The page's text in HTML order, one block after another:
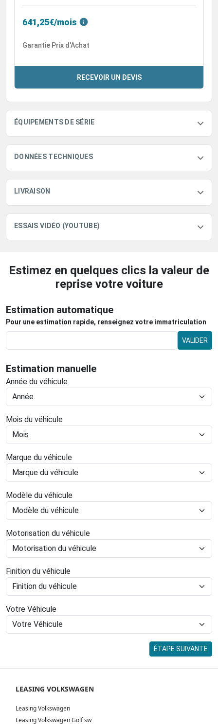
641,25€/mois
Garantie Prix d'Achat
RECEVOIR UN DEVIS
ÉQUIPEMENTS DE SÉRIE
DONNÉES TECHNIQUES
LIVRAISON
ESSAIS VIDÉO (YOUTUBE)
Estimez en quelques clics la valeur de
reprise votre voiture
Estimation automatique
Pour une estimation rapide, renseignez votre immatriculation
VALIDER
Estimation manuelle
Année du véhicule
Mois du véhicule
Marque du véhicule
Modèle du véhicule
Motorisation du véhicule
Finition du véhicule
Votre Véhicule
ÉTAPE SUIVANTE
LEASING VOLKSWAGEN
Leasing Volkswagen
Leasing Volkswagen Golf sw